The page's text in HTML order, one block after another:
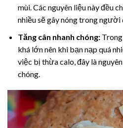
mùi. Các nguyên liệu này đều
nhiều sẽ gây nóng trong người
Tăng cân nhanh chóng:Trong
khá lớn nên khi bạn nạp quá
việc bị thừa calo, đây là
chóng.